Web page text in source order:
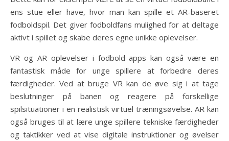
ens stue eller have, hvor man kan spille et AR-baseret
fodboldspil. Det giver fodboldfans mulighed for at deltage
aktivt i spillet og skabe deres egne unikke oplevelser.
VR og AR oplevelser i fodbold apps kan også være en
fantastisk måde for unge spillere at forbedre deres
færdigheder. Ved at bruge VR kan de øve sig i at tage
beslutninger på banen og reagere på forskellige
spilsituationer i en realistisk virtuel træningsøvelse. AR kan
også bruges til at lære unge spillere tekniske færdigheder
og taktikker ved at vise digitale instruktioner og øvelser